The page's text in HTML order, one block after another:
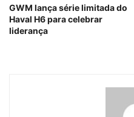
GWM lança série limitada do
Haval H6 para celebrar
liderança